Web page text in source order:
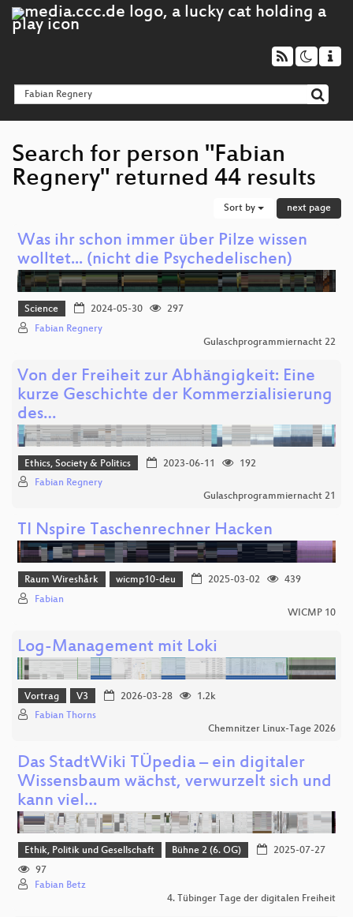
Search for person "Fabian
Regnery" returned 44 results
Sort by next page
Was ihr schon immer über Pilze wissen
wolltet... (nicht die Psychedelischen)
Science 2024-05-30
297
Fabian Regnery
Gulaschprogrammiernacht 22
Von der Freiheit zur Abhängigkeit: Eine
kurze Geschichte der Kommerzialisierung
des…
Ethics, Society & Politics 2023-06-11
192
Fabian Regnery
Gulaschprogrammiernacht 21
TI Nspire Taschenrechner Hacken
Raum Wireshårk wicmp10-deu 2025-03-02
439
Fabian
WICMP 10
Log-Management mit Loki
Vortrag V3 2026-03-28
1.2k
Fabian Thorns
Chemnitzer Linux-Tage 2026
Das StadtWiki TÜpedia – ein digitaler
Wissensbaum wächst, verwurzelt sich und
kann viel…
Ethik, Politik und Gesellschaft Bühne 2 (6. OG)
2025-07-27
97
Fabian Betz
4. Tübinger Tage der digitalen Freiheit